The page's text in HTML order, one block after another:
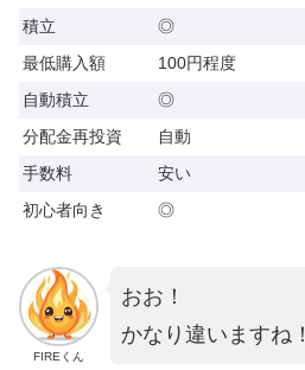
積立
◎
最低購入額
100円程度
自動積立
◎
分配金再投資
自動
手数料
安い
初心者向き
◎
FIREくん
おお！
かなり違いますね！